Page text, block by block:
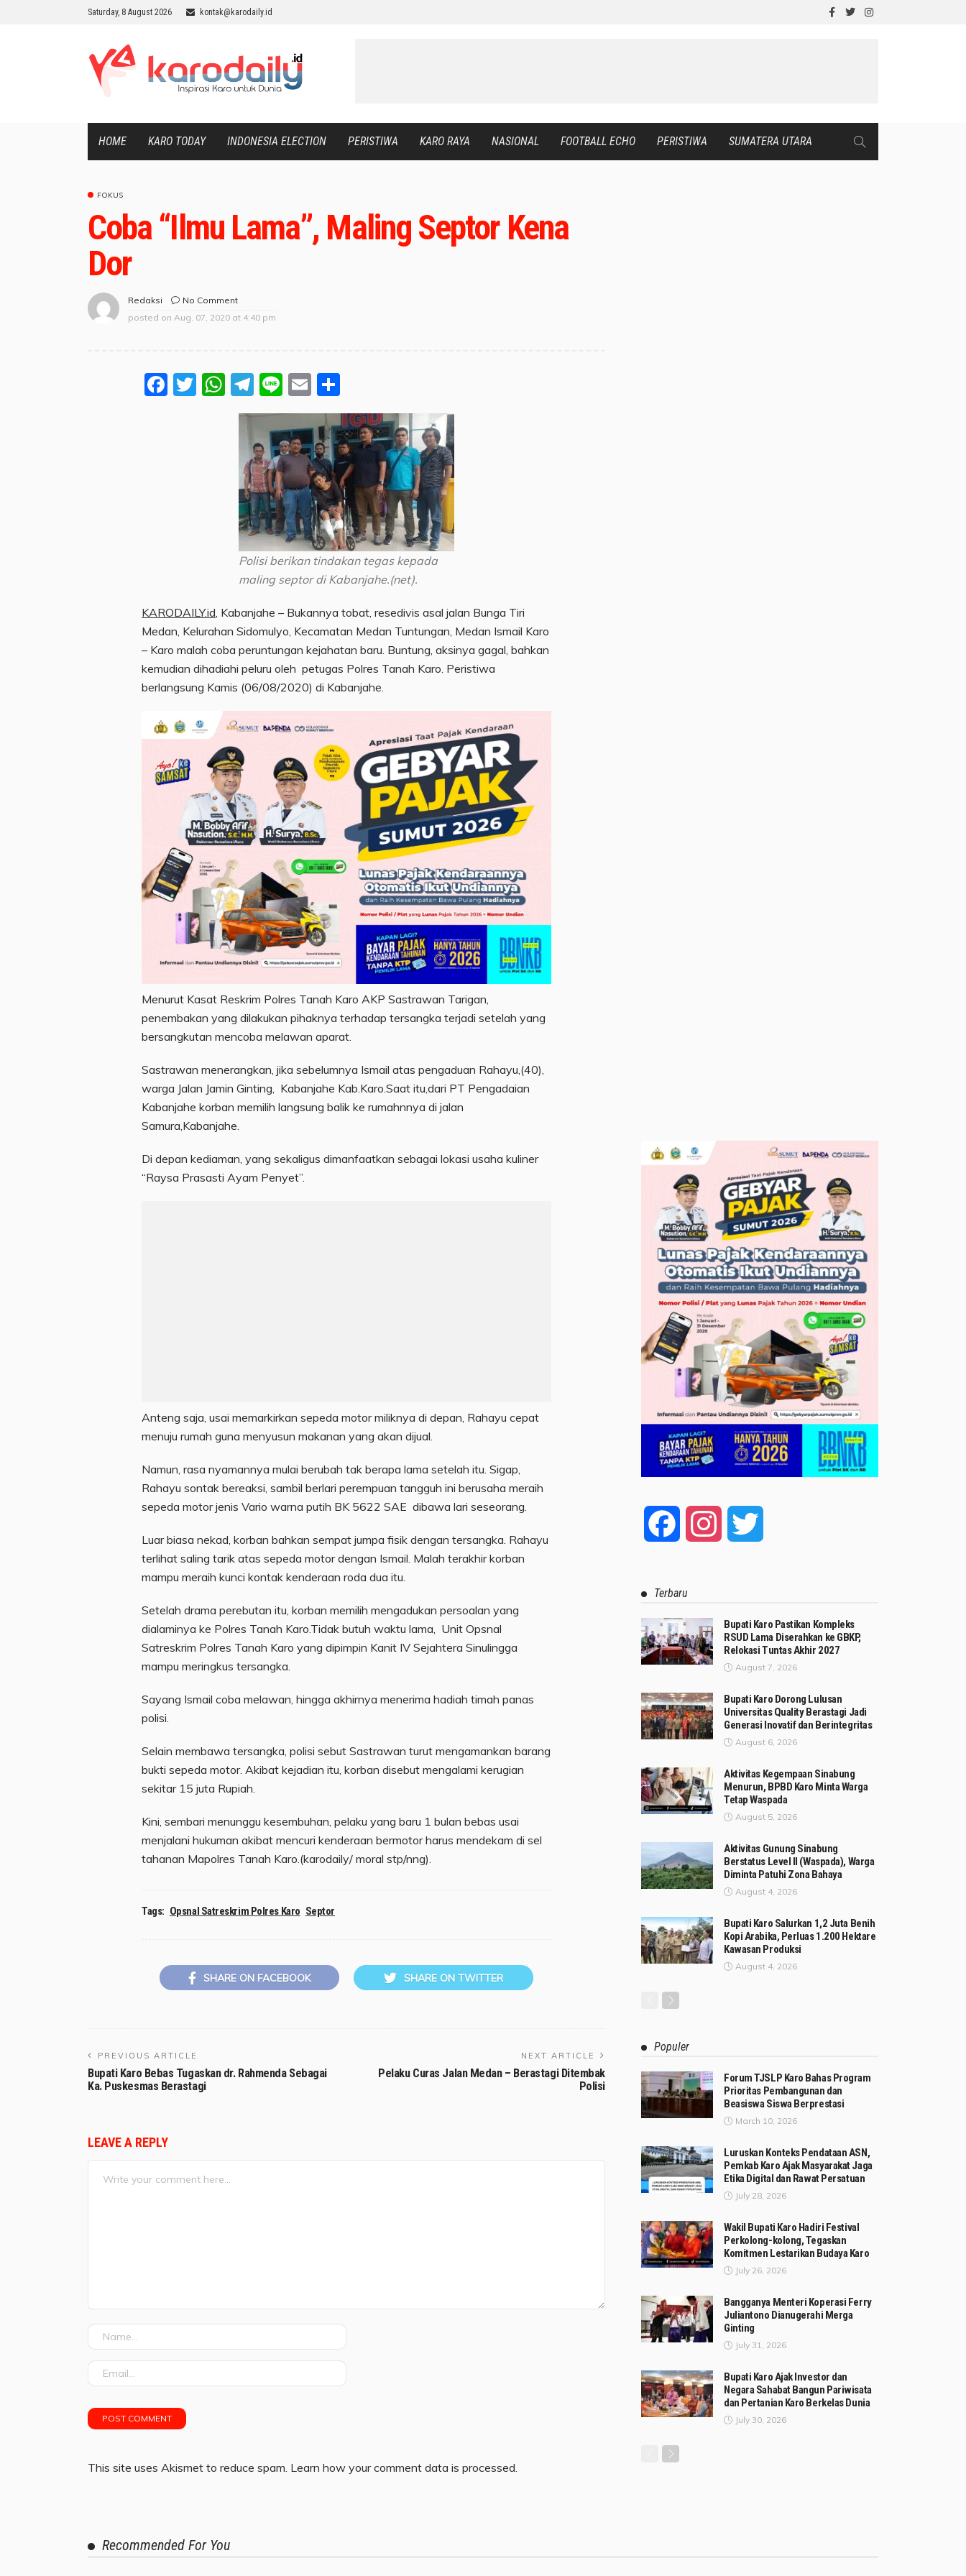
Saturday, 8 August 2026 kontak@karodaily.id
HOME KARO TODAY INDONESIA ELECTION PERISTIWA KARO RAYA NASIONAL FOOTBALL ECHO PERISTIWA SUMATERA UTARA
FOKUS
Coba “Ilmu Lama”, Maling Septor Kena
Dor
Redaksi
No Comment
posted on Aug. 07, 2020 at 4:40 pm
Facebook
Twitter
WhatsApp
Telegram
LineEmail
Polisi berikan tindakan tegas kepada
maling septor di Kabanjahe.(net).
KARODAILY.id , Kabanjahe – Bukannya tobat, resedivis asal jalan Bunga Tiri
Medan, Kelurahan Sidomulyo, Kecamatan Medan Tuntungan, Medan Ismail Karo
– Karo malah coba peruntungan kejahatan baru. Buntung, aksinya gagal, bahkan
kemudian dihadiahi peluru oleh petugas Polres Tanah Karo. Peristiwa
berlangsung Kamis (06/08/2020) di Kabanjahe.
Menurut Kasat Reskrim Polres Tanah Karo AKP Sastrawan Tarigan,
penembakan yang dilakukan pihaknya terhadap tersangka terjadi setelah yang
bersangkutan mencoba melawan aparat.
Sastrawan menerangkan, jika sebelumnya Ismail atas pengaduan Rahayu,(40),
warga Jalan Jamin Ginting, Kabanjahe Kab.Karo.Saat itu,dari PT Pengadaian
Kabanjahe korban memilih langsung balik ke rumahnnya di jalan
Samura,Kabanjahe.
Di depan kediaman, yang sekaligus dimanfaatkan sebagai lokasi usaha kuliner
“Raysa Prasasti Ayam Penyet”.
Anteng saja, usai memarkirkan sepeda motor miliknya di depan, Rahayu cepat
menuju rumah guna menyusun makanan yang akan dijual.
Namun, rasa nyamannya mulai berubah tak berapa lama setelah itu. Sigap,
Rahayu sontak bereaksi, sambil berlari perempuan tangguh ini berusaha meraih
sepeda motor jenis Vario warna putih BK 5622 SAE dibawa lari seseorang.
Luar biasa nekad, korban bahkan sempat jumpa fisik dengan tersangka. Rahayu
terlihat saling tarik atas sepeda motor dengan Ismail. Malah terakhir korban
mampu meraih kunci kontak kenderaan roda dua itu.
Setelah drama perebutan itu, korban memilih mengadukan persoalan yang
dialaminya ke Polres Tanah Karo.Tidak butuh waktu lama, Unit Opsnal
Satreskrim Polres Tanah Karo yang dipimpin Kanit IV Sejahtera Sinulingga
mampu meringkus tersangka.
Sayang Ismail coba melawan, hingga akhirnya menerima hadiah timah panas
polisi.
Selain membawa tersangka, polisi sebut Sastrawan turut mengamankan barang
bukti sepeda motor. Akibat kejadian itu, korban disebut mengalami kerugian
sekitar 15 juta Rupiah.
Kini, sembari menunggu kesembuhan, pelaku yang baru 1 bulan bebas usai
menjalani hukuman akibat mencuri kenderaan bermotor harus mendekam di sel
tahanan Mapolres Tanah Karo.(karodaily/ moral stp/nng).
Tags: Opsnal Satreskrim Polres Karo Septor
SHARE ON FACEBOOK SHARE ON TWITTER
PREVIOUS ARTICLE
Bupati Karo Bebas Tugaskan dr. Rahmenda Sebagai
Ka. Puskesmas Berastagi
NEXT ARTICLE
Pelaku Curas Jalan Medan – Berastagi Ditembak
Polisi
LEAVE A REPLY
This site uses Akismet to reduce spam. Learn how your comment data is processed.
Facebook Instagram
Terbaru
Bupati Karo Pastikan Kompleks
RSUD Lama Diserahkan ke GBKP,
Relokasi Tuntas Akhir 2027
August 7, 2026
Bupati Karo Dorong Lulusan
Universitas Quality Berastagi Jadi
Generasi Inovatif dan Berintegritas
August 6, 2026
Aktivitas Kegempaan Sinabung
Menurun, BPBD Karo Minta Warga
Tetap Waspada
August 5, 2026
Aktivitas Gunung Sinabung
Berstatus Level II (Waspada), Warga
Diminta Patuhi Zona Bahaya
August 4, 2026
Bupati Karo Salurkan 1,2 Juta Benih
Kopi Arabika, Perluas 1.200 Hektare
Kawasan Produksi
August 4, 2026
Populer
Forum TJSLP Karo Bahas Program
Prioritas Pembangunan dan
Beasiswa Siswa Berprestasi
March 10, 2026
Luruskan Konteks Pendataan ASN,
Pemkab Karo Ajak Masyarakat Jaga
Etika Digital dan Rawat Persatuan
July 28, 2026
Wakil Bupati Karo Hadiri Festival
Perkolong-kolong, Tegaskan
Komitmen Lestarikan Budaya Karo
July 26, 2026
Bangganya Menteri Koperasi Ferry
Juliantono Dianugerahi Merga
Ginting
July 31, 2026
Bupati Karo Ajak Investor dan
Negara Sahabat Bangun Pariwisata
dan Pertanian Karo Berkelas Dunia
July 30, 2026
Recommended For You